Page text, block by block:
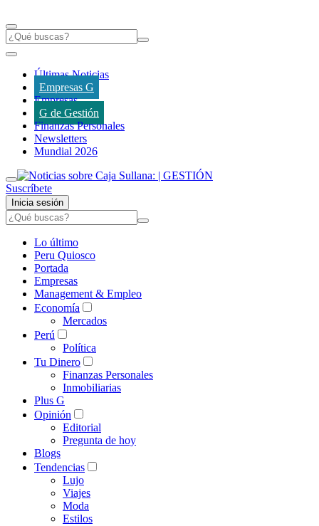
Últimas Noticias
Empresas G
Empresas
G de Gestión
Finanzas Personales
Newsletters
Mundial 2026
Suscríbete
Inicia sesión
Lo último
Peru Quiosco
Portada
Empresas
Management & Empleo
Economía
Mercados
Perú
Política
Tu Dinero
Finanzas Personales
Inmobiliarias
Plus G
Opinión
Editorial
Pregunta de hoy
Blogs
Tendencias
Lujo
Viajes
Moda
Estilos